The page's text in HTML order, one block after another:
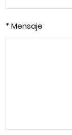
* Mensaje